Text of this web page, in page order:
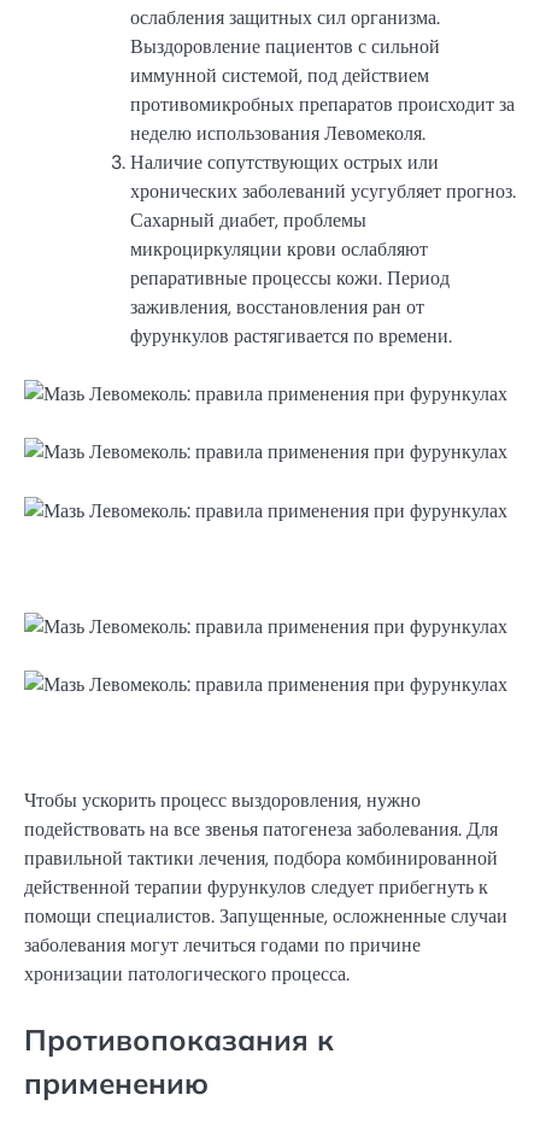
ослабления защитных сил организма.
Выздоровление пациентов с сильной
иммунной системой, под действием
противомикробных препаратов происходит за
неделю использования Левомеколя.
Наличие сопутствующих острых или
хронических заболеваний усугубляет прогноз.
Сахарный диабет, проблемы
микроциркуляции крови ослабляют
репаративные процессы кожи. Период
заживления, восстановления ран от
фурункулов растягивается по времени.
Чтобы ускорить процесс выздоровления, нужно
подействовать на все звенья патогенеза заболевания. Для
правильной тактики лечения, подбора комбинированной
действенной терапии фурункулов следует прибегнуть к
помощи специалистов. Запущенные, осложненные случаи
заболевания могут лечиться годами по причине
хронизации патологического процесса.
Противопоказания к
применению